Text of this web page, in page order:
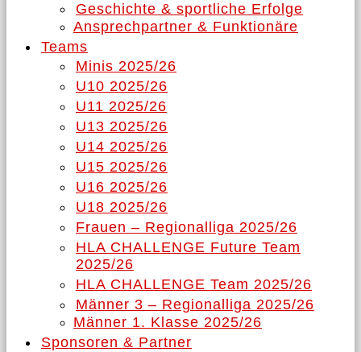
Geschichte & sportliche Erfolge
Ansprechpartner & Funktionäre
Teams
Minis 2025/26
U10 2025/26
U11 2025/26
U13 2025/26
U14 2025/26
U15 2025/26
U16 2025/26
U18 2025/26
Frauen – Regionalliga 2025/26
HLA CHALLENGE Future Team
2025/26
HLA CHALLENGE Team 2025/26
Männer 3 – Regionalliga 2025/26
Männer 1. Klasse 2025/26
Sponsoren & Partner